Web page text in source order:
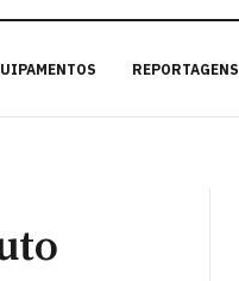
REPORTAGENS